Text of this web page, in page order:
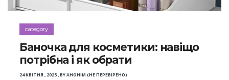
category
Баночка для косметики: навіщо
потрібна і як обрати
24 КВІТНЯ , 2025,BYАНОНІМ (НЕ ПЕРЕВІРЕНО)